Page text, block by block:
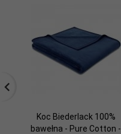
Koc Biederlack 100%
bawełna - Pure Cotton -